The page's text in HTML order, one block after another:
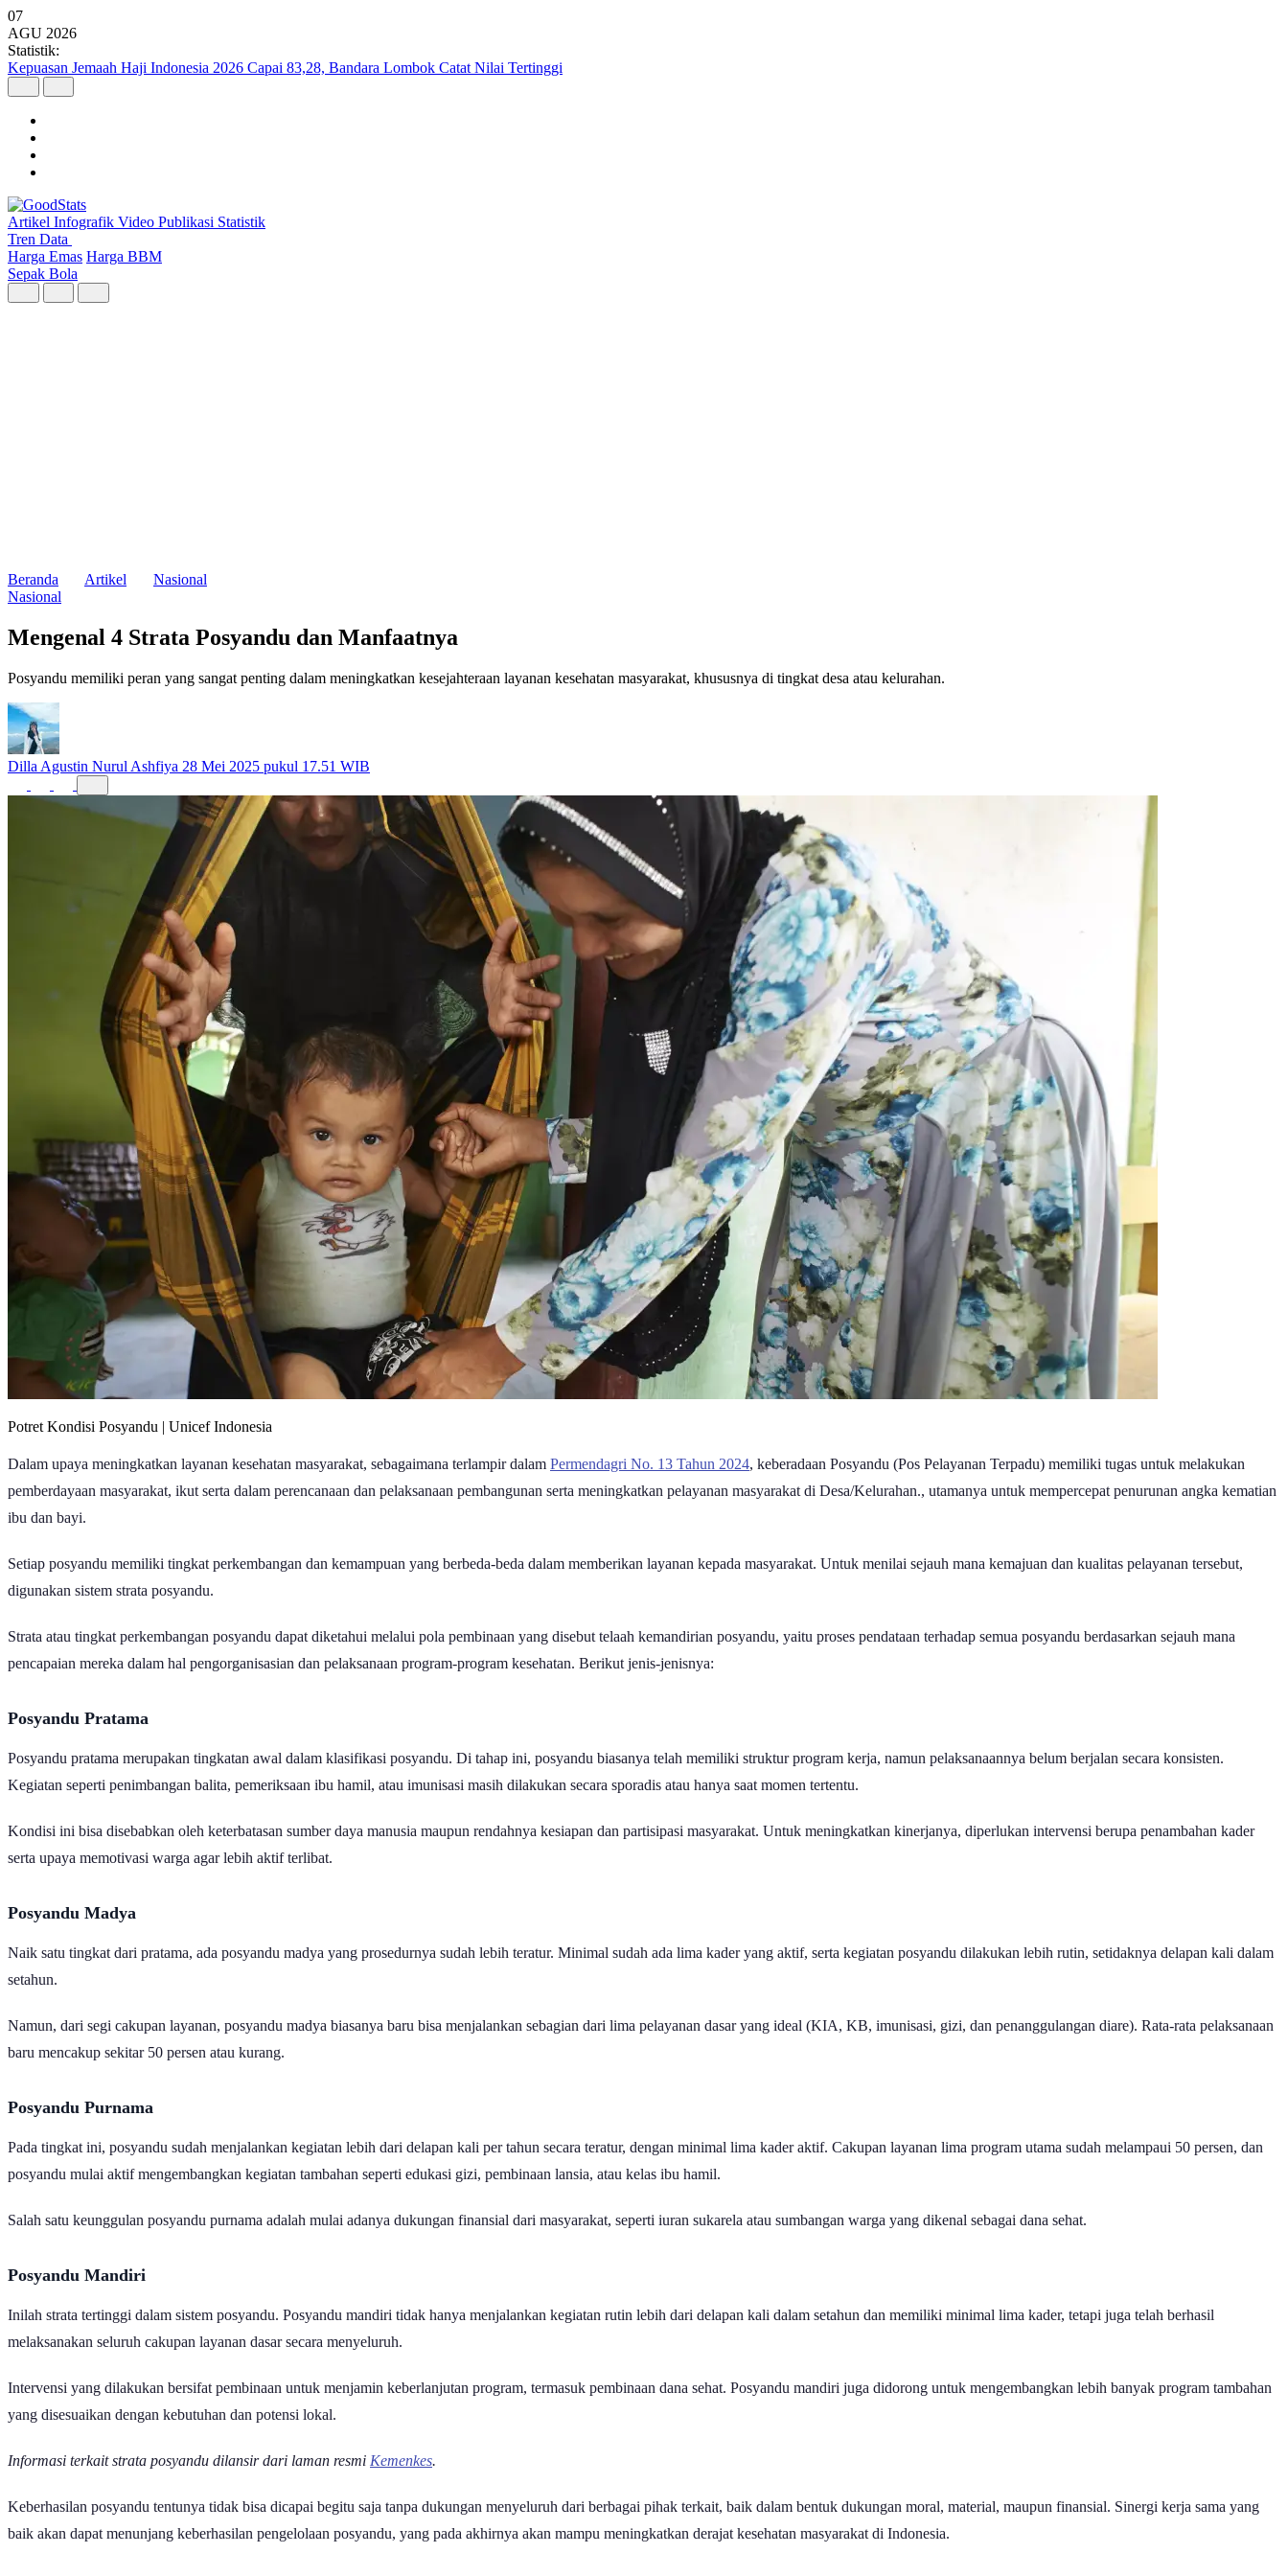
07
AGU 2026
Statistik:
Kepuasan Jemaah Haji Indonesia 2026 Capai 83,28, Bandara Lombok Catat Nilai Tertinggi
Artikel Infografik Video Publikasi Statistik
Tren Data
Harga Emas Harga BBM
Sepak Bola
Beranda Artikel
Nasional
Nasional
Mengenal 4 Strata Posyandu dan Manfaatnya
Posyandu memiliki peran yang sangat penting dalam meningkatkan kesejahteraan layanan kesehatan masyarakat, khususnya di tingkat desa atau kelurahan.
Dilla Agustin Nurul Ashfiya 28 Mei 2025 pukul 17.51 WIB
Potret Kondisi Posyandu | Unicef Indonesia
Dalam upaya meningkatkan layanan kesehatan masyarakat, sebagaimana terlampir dalam Permendagri No. 13 Tahun 2024, keberadaan Posyandu (Pos Pelayanan Terpadu) memiliki tugas untuk melakukan
pemberdayaan masyarakat, ikut serta dalam perencanaan dan pelaksanaan pembangunan serta meningkatkan pelayanan masyarakat di Desa/Kelurahan., utamanya untuk mempercepat penurunan angka kematian
ibu dan bayi.
Setiap posyandu memiliki tingkat perkembangan dan kemampuan yang berbeda-beda dalam memberikan layanan kepada masyarakat. Untuk menilai sejauh mana kemajuan dan kualitas pelayanan tersebut,
digunakan sistem strata posyandu.
Strata atau tingkat perkembangan posyandu dapat diketahui melalui pola pembinaan yang disebut telaah kemandirian posyandu, yaitu proses pendataan terhadap semua posyandu berdasarkan sejauh mana
pencapaian mereka dalam hal pengorganisasian dan pelaksanaan program-program kesehatan. Berikut jenis-jenisnya:
Posyandu Pratama
Posyandu pratama merupakan tingkatan awal dalam klasifikasi posyandu. Di tahap ini, posyandu biasanya telah memiliki struktur program kerja, namun pelaksanaannya belum berjalan secara konsisten.
Kegiatan seperti penimbangan balita, pemeriksaan ibu hamil, atau imunisasi masih dilakukan secara sporadis atau hanya saat momen tertentu.
Kondisi ini bisa disebabkan oleh keterbatasan sumber daya manusia maupun rendahnya kesiapan dan partisipasi masyarakat. Untuk meningkatkan kinerjanya, diperlukan intervensi berupa penambahan kader
serta upaya memotivasi warga agar lebih aktif terlibat.
Posyandu Madya
Naik satu tingkat dari pratama, ada posyandu madya yang prosedurnya sudah lebih teratur. Minimal sudah ada lima kader yang aktif, serta kegiatan posyandu dilakukan lebih rutin, setidaknya delapan kali dalam
setahun.
Namun, dari segi cakupan layanan, posyandu madya biasanya baru bisa menjalankan sebagian dari lima pelayanan dasar yang ideal (KIA, KB, imunisasi, gizi, dan penanggulangan diare). Rata-rata pelaksanaan
baru mencakup sekitar 50 persen atau kurang.
Posyandu Purnama
Pada tingkat ini, posyandu sudah menjalankan kegiatan lebih dari delapan kali per tahun secara teratur, dengan minimal lima kader aktif. Cakupan layanan lima program utama sudah melampaui 50 persen, dan
posyandu mulai aktif mengembangkan kegiatan tambahan seperti edukasi gizi, pembinaan lansia, atau kelas ibu hamil.
Salah satu keunggulan posyandu purnama adalah mulai adanya dukungan finansial dari masyarakat, seperti iuran sukarela atau sumbangan warga yang dikenal sebagai dana sehat.
Posyandu Mandiri
Inilah strata tertinggi dalam sistem posyandu. Posyandu mandiri tidak hanya menjalankan kegiatan rutin lebih dari delapan kali dalam setahun dan memiliki minimal lima kader, tetapi juga telah berhasil
melaksanakan seluruh cakupan layanan dasar secara menyeluruh.
Intervensi yang dilakukan bersifat pembinaan untuk menjamin keberlanjutan program, termasuk pembinaan dana sehat. Posyandu mandiri juga didorong untuk mengembangkan lebih banyak program tambahan
yang disesuaikan dengan kebutuhan dan potensi lokal.
Informasi terkait strata posyandu dilansir dari laman resmi Kemenkes.
Keberhasilan posyandu tentunya tidak bisa dicapai begitu saja tanpa dukungan menyeluruh dari berbagai pihak terkait, baik dalam bentuk dukungan moral, material, maupun finansial. Sinergi kerja sama yang
baik akan dapat menunjang keberhasilan pengelolaan posyandu, yang pada akhirnya akan mampu meningkatkan derajat kesehatan masyarakat di Indonesia.